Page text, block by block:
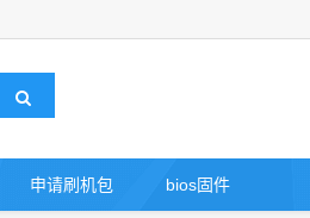
申请刷机包 bios固件